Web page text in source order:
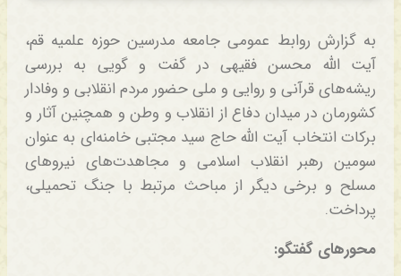
به گزارش روابط عمومی جامعه مدرسین حوزه علمیه قم،
آیت الله محسن فقیهی در گفت و گویی به بررسی
ریشه‌های قرآنی و روایی و ملی حضور مردم انقلابی و وفادار
کشورمان در میدان دفاع از انقلاب و وطن و همچنین آثار و
برکات انتخاب آیت الله حاج سید مجتبی خامنه‌ای به عنوان
سومین رهبر انقلاب اسلامی و مجاهدت‌های نیروهای
مسلح و برخی دیگر از مباحث مرتبط با جنگ تحمیلی،
پرداخت.
محورهای گفتگو: